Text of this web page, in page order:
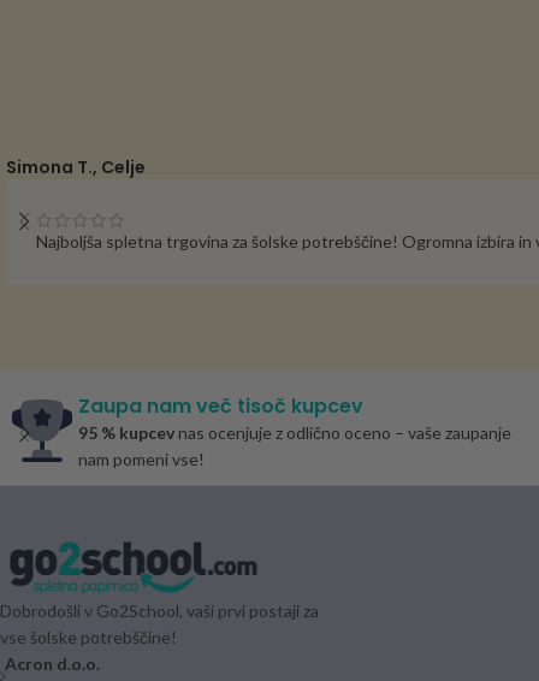
Simona T., Celje
Najboljša spletna trgovina za šolske potrebščine! Ogromna izbira
Zaupa nam več tisoč kupcev
95 % kupcev nas ocenjuje z odlično oceno – vaše zaupanje
nam pomeni vse!
Dobrodošli v Go2School, vaši prvi postaji za
vse šolske potrebščine!
Acron d.o.o.